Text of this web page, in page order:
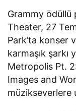
Grammy ödüllü
Theater, 27
Park’ta konser
karmaşık şarkı
Metropolis Pt.
Images and
müzikseverlere